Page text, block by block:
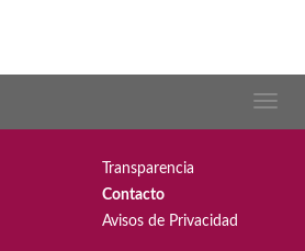
Transparencia
Contacto
Avisos de Privacidad